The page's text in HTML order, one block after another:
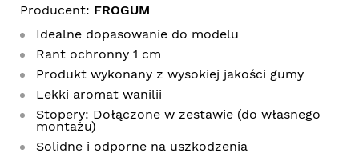
Producent: FROGUM
Idealne dopasowanie do modelu
Rant ochronny 1 cm
Produkt wykonany z wysokiej jakości gumy
Lekki aromat wanilii
Stopery: Dołączone w zestawie (do własnego
montażu)
Solidne i odporne na uszkodzenia